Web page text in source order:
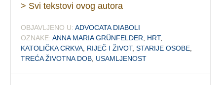
> Svi tekstovi ovog autora
OBJAVLJENO U: ADVOCATA DIABOLI
OZNAKE: ANNA MARIA GRÜNFELDER HRT,
KATOLIČKA CRKVA RIJEČ I ŽIVOT,STARIJE OSOBE
TREĆA ŽIVOTNA DOB USAMLJENOST